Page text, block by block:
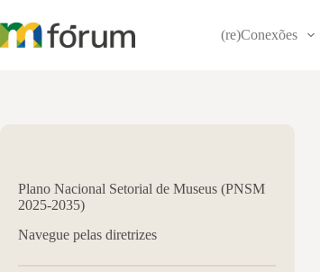
para
o
(re)Conexões
Plano Nacional Setorial de Museus (PNSM
2025-2035)
Navegue pelas diretrizes